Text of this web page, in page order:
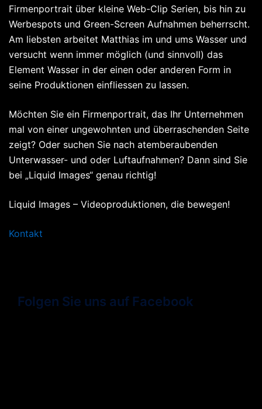
Firmenportrait über kleine Web-Clip Serien, bis hin zu
Werbespots und Green-Screen Aufnahmen beherrscht.
Am liebsten arbeitet Matthias im und ums Wasser und
versucht wenn immer möglich (und sinnvoll) das
Element Wasser in der einen oder anderen Form in
seine Produktionen einfliessen zu lassen.
Möchten Sie ein Firmenportrait, das Ihr Unternehmen
mal von einer ungewohnten und überraschenden Seite
zeigt? Oder suchen Sie nach atemberaubenden
Unterwasser- und oder Luftaufnahmen? Dann sind Sie
bei „Liquid Images“ genau richtig!
Liquid Images – Videoproduktionen, die bewegen!
Kontakt
Folgen Sie uns auf Facebook